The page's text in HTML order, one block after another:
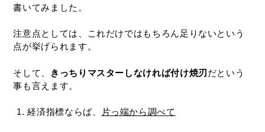
書いてみました。
注意点としては、これだけではもちろん足りないという
点が挙げられます。
そして、 きっちりマスターしなければ付け焼刃 だという
事も言えます。
経済指標ならば、 片っ端から調べて